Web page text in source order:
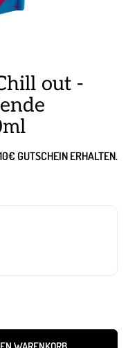
out -
GUTSCHEIN ERHALTEN.